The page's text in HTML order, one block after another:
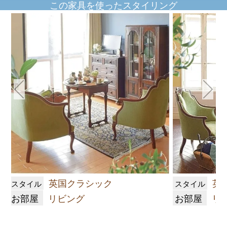
この家具を使ったスタイリング
スタイル
英国クラシック
お部屋
リビング
スタイル
英
お部屋
リ